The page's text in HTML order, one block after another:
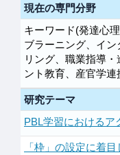
現在の専門分野
キーワード(発達心
ブラーニング、イ
リング、職業指導
ント教育、産官学連
研究テーマ
PBL学習におけるア
「枠」の設定に着